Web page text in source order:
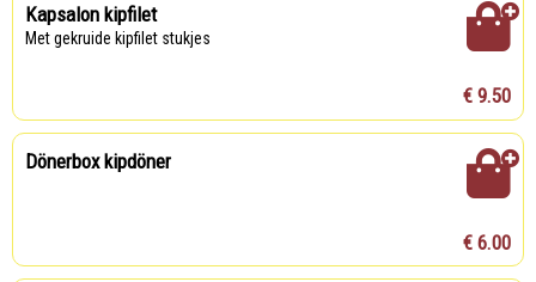
Kapsalon kipfilet
Met gekruide kipfilet stukjes
€ 9.50
Dönerbox kipdöner
€ 6.00